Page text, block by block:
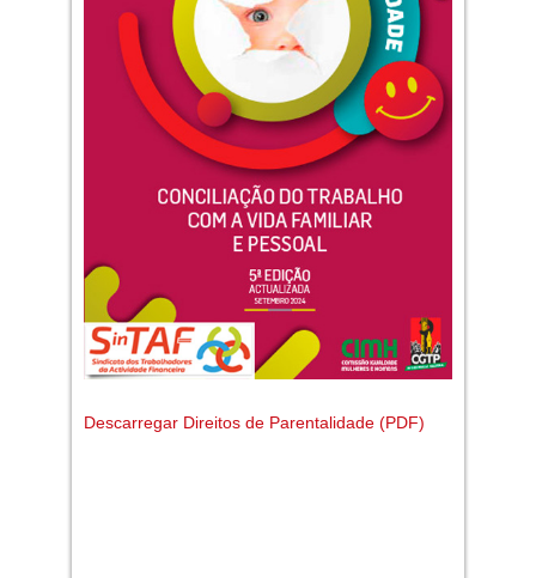
Descarregar Direitos de Parentalidade (PDF)